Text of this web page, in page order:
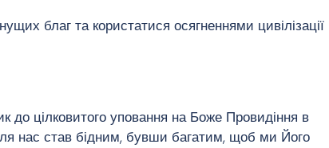
благ та користатися осягненнями цивілізації
до цілковитого уповання на Боже Провидіння в
нас став бідним, бувши багатим, щоб ми Його